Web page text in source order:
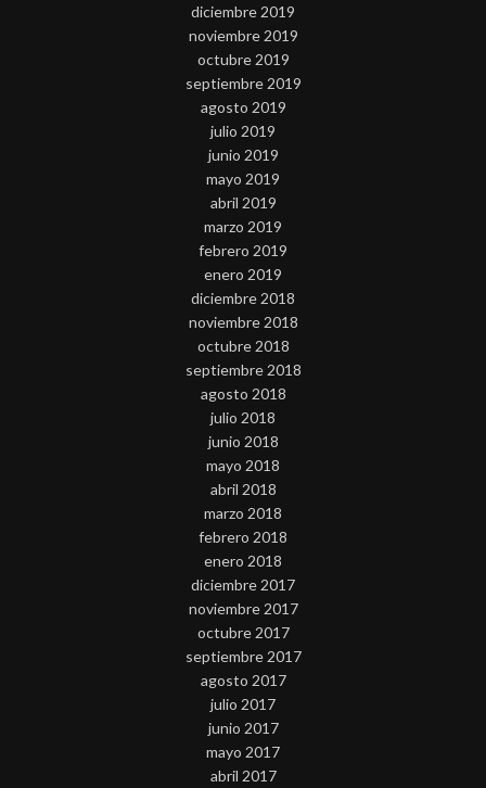
diciembre 2019
noviembre 2019
octubre 2019
septiembre 2019
agosto 2019
julio 2019
junio 2019
mayo 2019
abril 2019
marzo 2019
febrero 2019
enero 2019
diciembre 2018
noviembre 2018
octubre 2018
septiembre 2018
agosto 2018
julio 2018
junio 2018
mayo 2018
abril 2018
marzo 2018
febrero 2018
enero 2018
diciembre 2017
noviembre 2017
octubre 2017
septiembre 2017
agosto 2017
julio 2017
junio 2017
mayo 2017
abril 2017